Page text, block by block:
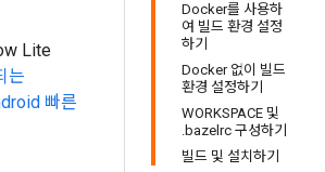
Docker를 사용하
여 빌드 환경 설정
하기
Docker 없이 빌드
환경 설정하기
WORKSPACE 및
.bazelrc 구성하기
빌드 및 설치하기
Lite
는
빠른